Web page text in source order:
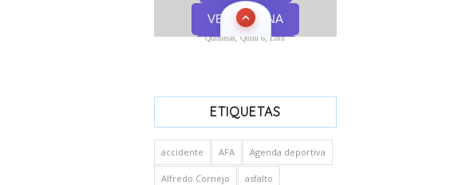
Quinielas, Quini 6, Loto
ETIQUETAS
accidente AFA Agenda deportiva
Alfredo Cornejo asfalto